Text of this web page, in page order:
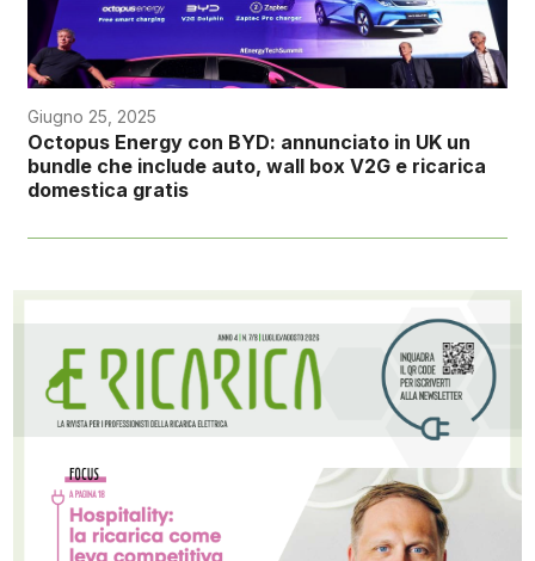
Giugno 25, 2025
Octopus Energy con BYD: annunciato in UK un
bundle che include auto, wall box V2G e ricarica
domestica gratis